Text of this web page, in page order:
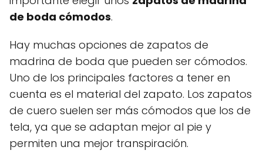
de boda cómodos.
Hay muchas opciones de zapatos de
madrina de boda que pueden ser cómodos.
Uno de los principales factores a tener en
cuenta es el material del zapato. Los zapatos
de cuero suelen ser más cómodos que los de
tela, ya que se adaptan mejor al pie y
permiten una mejor transpiración.